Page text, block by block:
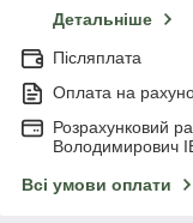
Детальніше
Післяплата
Оплата на
Розрахунковий
Володимирович
Всі умови оплати